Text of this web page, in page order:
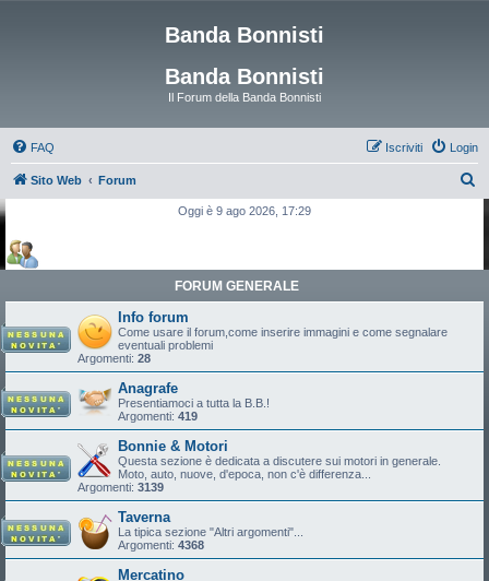
Banda Bonnisti
Banda Bonnisti
Il Forum della Banda Bonnisti
FAQ Login
Iscriviti
Sito Web Forum
Oggi è 9 ago 2026, 17:29
FORUM GENERALE
Info forum
Come usare il forum,come inserire immagini e come segnalare
eventuali problemi
Argomenti: 28
Anagrafe
Presentiamoci a tutta la B.B.!
Argomenti: 419
Bonnie & Motori
Questa sezione è dedicata a discutere sui motori in generale.
Moto, auto, nuove, d'epoca, non c'è differenza...
Argomenti: 3139
Taverna
La tipica sezione "Altri argomenti"...
Argomenti: 4368
Mercatino